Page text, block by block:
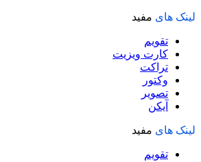
لینک های مفید
تقویم
کارت ویزیت
تراکت
وکتور
تصویر
آیکن
لینک های مفید
تقویم